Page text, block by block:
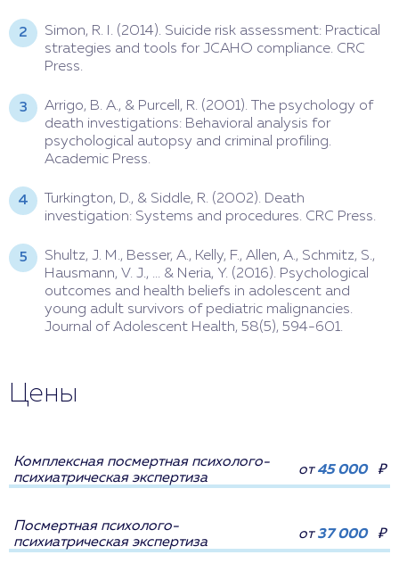
Simon, R. I. (2014). Suicide risk assessment: Practical
strategies and tools for JCAHO compliance. CRC
Press.
Arrigo, B. A., & Purcell, R. (2001). The psychology of
death investigations: Behavioral analysis for
psychological autopsy and criminal profiling.
Academic Press.
Turkington, D., & Siddle, R. (2002). Death
investigation: Systems and procedures. CRC Press.
Shultz, J. M., Besser, A., Kelly, F., Allen, A., Schmitz, S.,
Hausmann, V. J., ... & Neria, Y. (2016). Psychological
outcomes and health beliefs in adolescent and
young adult survivors of pediatric malignancies.
Journal of Adolescent Health, 58(5), 594-601.
Цены
Комплексная посмертная психолого-
психиатрическая экспертиза
от45 000 ₽
Посмертная психолого-
психиатрическая экспертиза
от37 000 ₽